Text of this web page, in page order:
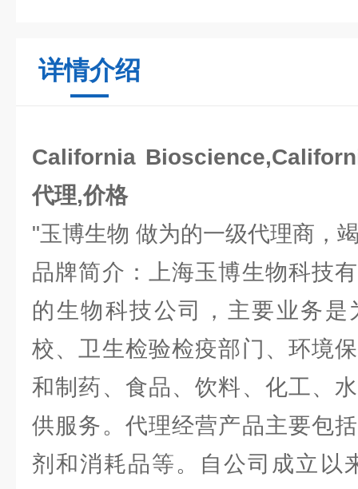
详情介绍
California
代理,价格
"玉博生物 做为的一级代理商，
品牌简介：上海玉博生物科技
的生物科技公司，主要业务
校、卫生检验检疫部门、环境
和制药、食品、饮料、化工、
供服务。代理经营产品主要包
剂和消耗品等。自公司成立以